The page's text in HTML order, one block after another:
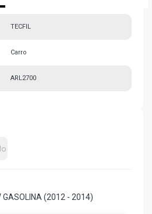
TECFIL
Carro
ARL2700
GASOLINA (2012 - 2014)